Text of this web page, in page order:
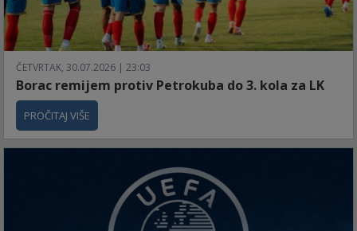
ČETVRTAK, 30.07.2026 | 23:03
Borac remijem protiv Petrokuba do 3. kola za LK
PROČITAJ VIŠE